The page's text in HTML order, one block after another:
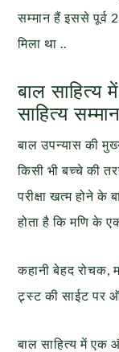
सम्मान हैं इससे पूर्व
मिला था ..
बाल
साहित्य सम्मान
बाल उपन्यास की
किसी भी बच्चे की
परीक्षा खत्म होने के
होता है कि मणि के
कहानी बेहद
ट्र्स्ट की साईट पर
बाल साहित्य में एक